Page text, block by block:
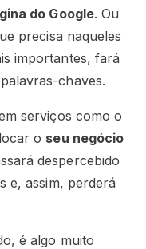
do Google. Ou
precisa naqueles
importantes, fará
chaves.
serviços como o
o seu negócio
despercebido
e, assim, perderá
é algo muito